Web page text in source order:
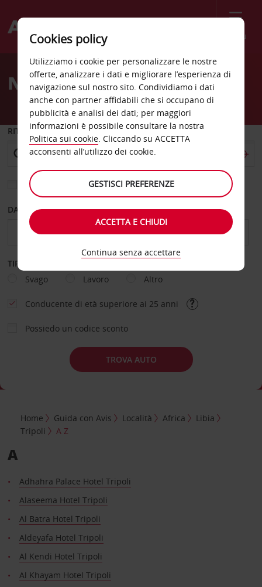
Menù
Welcome
AvisNoleggio auto Tripoli
RITIRO DA
Scegli una località di riconsegna diversa
DAL GIORNO AL GIORNO
TIPOLOGIA DI NOLEGGIO
Svago
Lavoro Altro
Conducente di età superiore ai 25 anni
Possiedo un codice sconto
TROVA AUTO
Home Guida con Avis Località Africa
Libia
Tripoli
A Z
A
Adhahra Palace Hotel Tripoli
Alaseema Hotel Tripoli
Al Batra Hotel Tripoli
Aldeyafa Hotel Tripoli
Al Kendi Hotel Tripoli
Al Khayam Hotel Tripoli
Cookies policy
Utilizziamo i cookie per personalizzare le nostre
offerte, analizzare i dati e migliorare l’esperienza di
navigazione sul nostro sito. Condividiamo i dati
anche con partner affidabili che si occupano di
pubblicità e analisi dei dati; per maggiori
informazioni è possibile consultare la nostra
Politica sui cookie. Cliccando su ACCETTA
acconsenti all’utilizzo dei cookie.
GESTISCI PREFERENZE
ACCETTA E CHIUDI
Continua senza accettare